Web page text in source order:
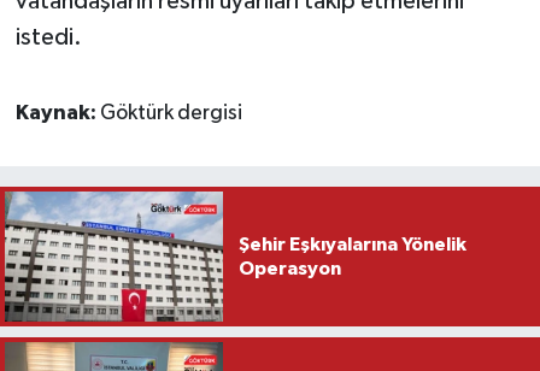
istedi.
Kaynak: Göktürk dergisi
Şehir Eşkıyalarına Yönelik
Operasyon